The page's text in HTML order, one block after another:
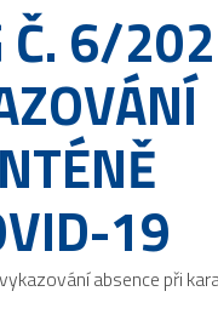
Č. 6/
19
absence při